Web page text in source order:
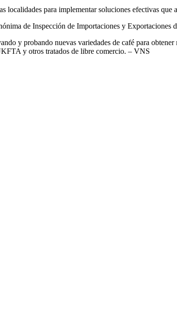
para implementar soluciones efectivas que
de Inspección de Importaciones y Exportaciones
y probando nuevas variedades de café para
y otros tratados de libre comercio. – VNS